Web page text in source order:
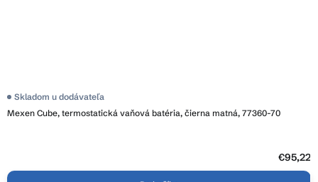
Mexen Cube, termostatická vaňová batéria, čierna matná, 77360-70
Priemerné
produktu
Skladom u dodávateľa
€95,22